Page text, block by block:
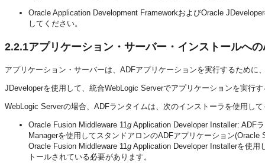
Oracle Application Development FrameworkおよびOracle
してください。
2.2.1アプリケーション・サーバー・インストールへ
アプリケーション・サーバーは、ADFアプリケーションを実行するために
JDeveloperを使用して、統合WebLogic Serverでアプリケーションを実行
WebLogic Serverの場合、ADFランタイムは、次のインストーラを使用し
Oracle Fusion Middleware 11g Application Developer Installer: ADF
Managerを使用してスタンドアロンのADFアプリケーション
Oracle Fusion Middleware 11g Application Developer Installerを使用
トールされている必要があります。